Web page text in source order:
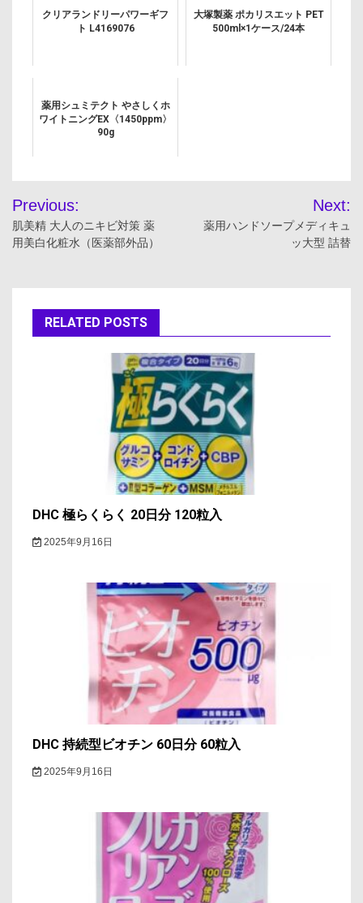
クリアランドリーパワーギフ
ト L4169076
大塚製薬 ポカリスエット PET
500ml×1ケース/24本
薬用シュミテクト やさしくホ
ワイトニングEX〈1450ppm〉
90g
投
稿
ゲ
Previous:
肌美精 大人のニキビ対策 薬
用美白化粧水（医薬部外品）
Next:
薬用ハンドソープメディキュ
ッ大型 詰替
RELATED POSTS
DHC 極らくらく 20日分 120粒入
2025年9月16日
DHC 持続型ビオチン 60日分 60粒入
2025年9月16日